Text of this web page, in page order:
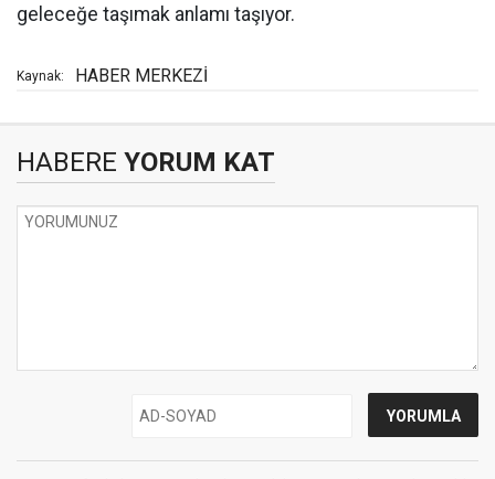
geleceğe taşımak anlamı taşıyor.
Kaynak: HABER MERKEZİ
HABERE YORUM KAT